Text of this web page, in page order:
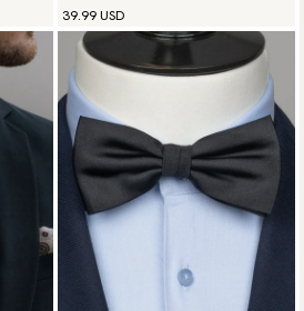
39.99 USD